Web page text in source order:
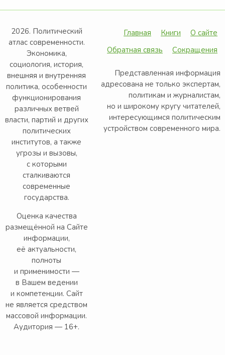
2026. Политический
атлас современности.
Экономика,
социология, история,
внешняя и внутренняя
политика, особенности
функционирования
различных ветвей
власти, партий и других
политических
институтов, а также
угрозы и вызовы,
с которыми
сталкиваются
современные
государства.
Оценка качества
размещённой на Сайте
информации,
её актуальности,
полноты
и применимости —
в Вашем ведении
и компетенции. Сайт
не является средством
массовой информации.
Аудитория — 16+.
Главная Книги
О сайте
Обратная связь
Сокращения
Представленная информация
адресована не только экспертам,
политикам и журналистам,
но и широкому кругу читателей,
интересующимся политическим
устройством современного мира.